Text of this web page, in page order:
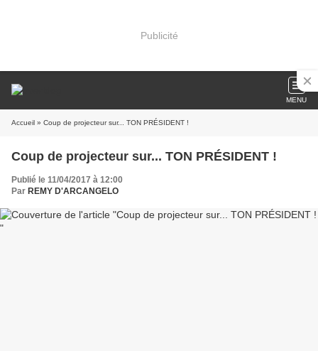
Publicité
MENU
Accueil » Coup de projecteur sur... TON PRÉSIDENT !
Coup de projecteur sur... TON PRÉSIDENT !
Publié le 11/04/2017 à 12:00
Par REMY D'ARCANGELO